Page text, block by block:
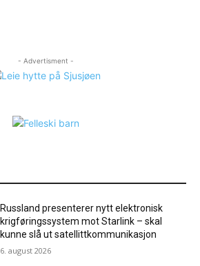
- Advertisment -
Russland presenterer nytt elektronisk
krigføringssystem mot Starlink – skal
kunne slå ut satellittkommunikasjon
6. august 2026